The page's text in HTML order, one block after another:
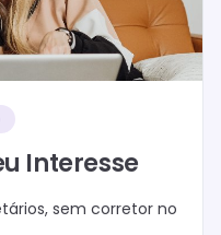
Interesse
sem corretor no